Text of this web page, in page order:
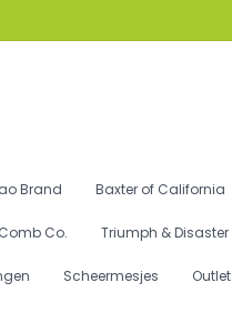
Brand Baxter of California
Co. Triumph & Disaster
Scheermesjes Outlet